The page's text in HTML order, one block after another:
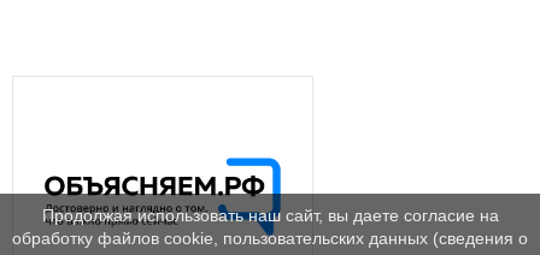
Продолжая использовать наш сайт, вы даете согласие на
обработку файлов cookie, пользовательских данных (сведения о